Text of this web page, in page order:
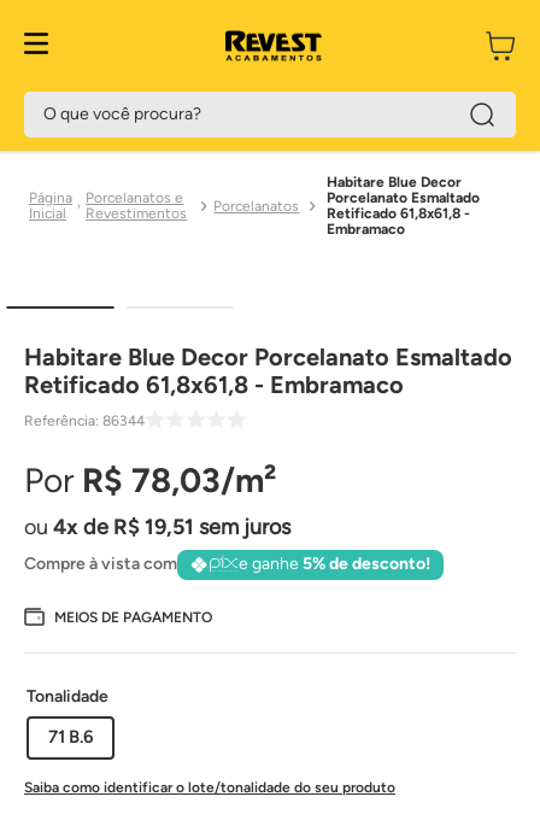
O que você procura?
Porcelanatos e
Revestimentos
Porcelanatos
Habitare Blue Decor
Porcelanato Esmaltado
Retificado 61,8x61,8 -
Embramaco
Habitare Blue Decor Porcelanato Esmaltado
Retificado 61,8x61,8 - Embramaco
Referência: 86344
R$ 78,03
4 de R$19,51 sem juros
Compre à vista com e ganhe5% de desconto!
MEIOS DE PAGAMENTO
Tonalidade
71 B.6
Saiba como identificar o lote/tonalidade do seu produto